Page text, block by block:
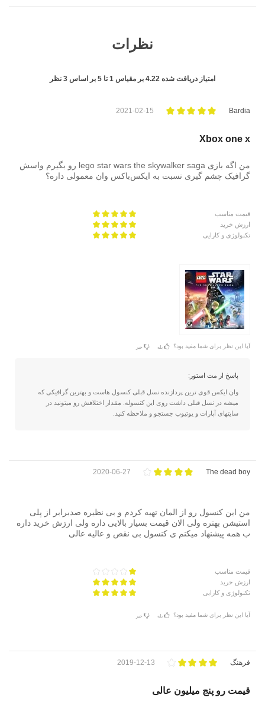
نظرات
امتیاز دریافت شده 4.22 بر مقیاس 1تا 5 بر اساس 3 نظر
Bardia
2021-02-15
Xbox one x
من اگه بازی lego star wars the skywalker saga رو بگیرم واسش
گرافیک چشم گیری نسبت به ایکس‌باکس وان معمولی داره؟
قیمت مناسب
ارزش خرید
تکنولوژی و کارایی
آیا این نظر برای شما مفید بود؟ بله خیر
پاسخ از مت استور:
وان ایکس قوی ترین پردازنده نسل قبلی کنسول هاست و بهترین گرافیکی که
میشه در نسل قبلی داشت روی این کنسوله. مقدار اختلافش رو میتونید در
سایتهای آپارات و یوتیوب جستجو و ملاحظه کنید.
The dead boy
2020-06-27
من این کنسول رو از المان تهیه کردم و بی نظیره صدبرابر از پلی
استیشن بهتره ولی الان قیمت بسیار بالایی داره ولی ارزش خرید داره
ب همه پیشنهاد میکنم ی کنسول بی نقص و عالیه عالی
قیمت مناسب
ارزش خرید
تکنولوژی و کارایی
آیا این نظر برای شما مفید بود؟ بله خیر
فرهنگ 2019-12-13
قیمت رو پنج میلیون عالی